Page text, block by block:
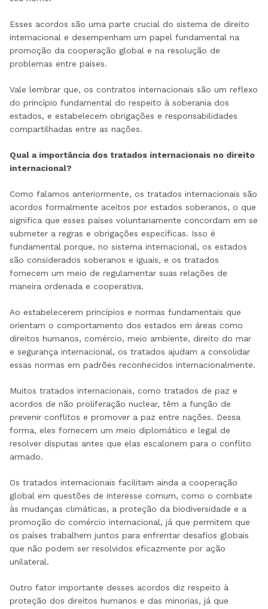
Esses acordos são uma parte crucial do sistema de direito
internacional e desempenham um papel fundamental na
promoção da cooperação global e na resolução de
problemas entre países.
Vale lembrar que, os contratos internacionais são um reflexo
do princípio fundamental do respeito à soberania dos
estados, e estabelecem obrigações e responsabilidades
compartilhadas entre as nações.
Qual a importância dos tratados internacionais no direito
internacional?
Como falamos anteriormente, os tratados internacionais são
acordos formalmente aceitos por estados soberanos, o que
significa que esses países voluntariamente concordam em se
submeter a regras e obrigações específicas. Isso é
fundamental porque, no sistema internacional, os estados
são considerados soberanos e iguais, e os tratados
fornecem um meio de regulamentar suas relações de
maneira ordenada e cooperativa.
Ao estabelecerem princípios e normas fundamentais que
orientam o comportamento dos estados em áreas como
direitos humanos, comércio, meio ambiente, direito do mar
e segurança internacional, os tratados ajudam a consolidar
essas normas em padrões reconhecidos internacionalmente.
Muitos tratados internacionais, como tratados de paz e
acordos de não proliferação nuclear, têm a função de
prevenir conflitos e promover a paz entre nações. Dessa
forma, eles fornecem um meio diplomático e legal de
resolver disputas antes que elas escalonem para o conflito
armado.
Os tratados internacionais facilitam ainda a cooperação
global em questões de interesse comum, como o combate
às mudanças climáticas, a proteção da biodiversidade e a
promoção do comércio internacional, já que permitem que
os países trabalhem juntos para enfrentar desafios globais
que não podem ser resolvidos eficazmente por ação
unilateral.
Outro fator importante desses acordos diz respeito à
proteção dos direitos humanos e das minorias, já que